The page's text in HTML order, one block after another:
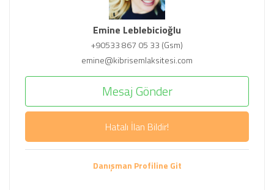
Emine Leblebicioğlu
+90533 867 05 33 (Gsm)
emine@kibrisemlaksitesi.com
Mesaj Gönder
Hatalı İlan Bildir!
Danışman Profiline Git